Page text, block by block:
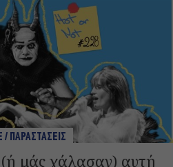
/ ΠΑΡΑΣΤΑΣΕΙΣ
μάς χάλασαν) αυτή